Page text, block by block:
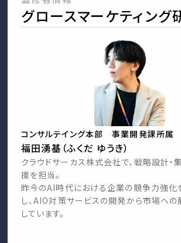
グロースマーケティング
コンサルテイング本部 事業開発課所属
福田湧基（ふくだ ゆうき）
クラウドサーカス株式会社で、戦略設計・
援を担当。
昨今のAI時代における企業の競争力強化
し、AIO対策サービスの開発から市場へ
しています。